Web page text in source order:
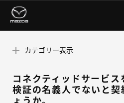
カテゴリー表示
コネクティッドサービ
検証の名義人でないと契